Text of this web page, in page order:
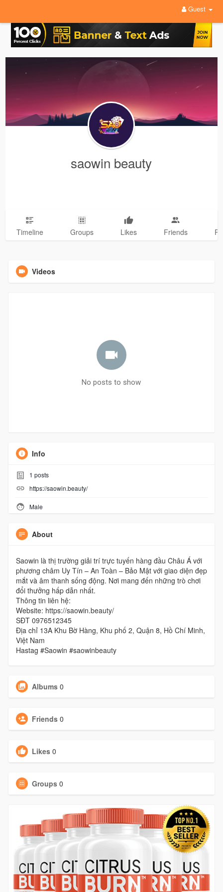
Guest
saowin beauty
Timeline Groups Likes Friends
Videos
No posts to show
Info
1 posts
https://saowin.beauty/
Male
About
Saowin là thị trường giải trí trực tuyến hàng đầu Châu Á với
phương châm Uy Tín – An Toàn – Bảo Mật với giao diện đẹp
mắt và âm thanh sống động. Nơi mang đến những trò chơi
đổi thưởng hấp dẫn nhất.
Thông tin liên hệ:
Website: https://saowin.beauty/
SĐT 0976512345
Địa chỉ 13A Khu Bờ Hàng, Khu phố 2, Quận 8, Hồ Chí Minh,
Việt Nam
Hastag #Saowin #saowinbeauty
Albums 0
Friends 0
Likes 0
Groups 0